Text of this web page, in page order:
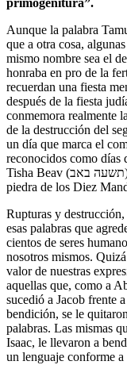
primogenitura”.
Aunque la palabra
que a otra cosa,
mismo nombre sea el
honraba en pro de la
recuerdan una fiesta
después de la fiesta
conmemora realmente
de la destrucción del
un día que marca el
reconocidos como días
Tisha Beav (תשעה באב), en la cual se destruyeron las tablas de
piedra de los Diez
Rupturas y destrucción, שָׁמַד (shamad), que se generan a través de
esas palabras que
cientos de seres
nosotros mismos.
valor de nuestras
aquellas que, como a
sucedió a Jacob frente
bendición, se le
palabras. Las mismas
Isaac, le llevaron a
un lenguaje conforme